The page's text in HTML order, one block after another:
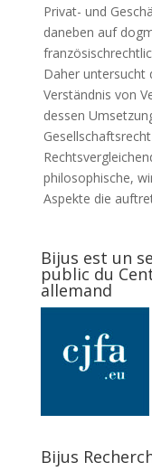
Privat- und
daneben auf
Daher untersucht
Verständnis von
dessen
philosophische,
Aspekte die
Bijus est un
public du
allemand
Bijus